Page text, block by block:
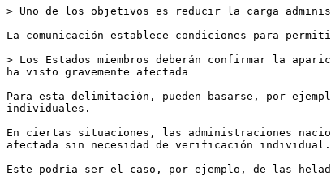
> Uno de los objetivos es reducir la carga
La comunicación establece condiciones para
> Los Estados miembros deberán confirmar la
ha visto gravemente afectada
Para esta delimitación, pueden basarse, por
individuales.
En ciertas situaciones, las administraciones
afectada sin necesidad de verificación individual.
Este podría ser el caso, por ejemplo, de las